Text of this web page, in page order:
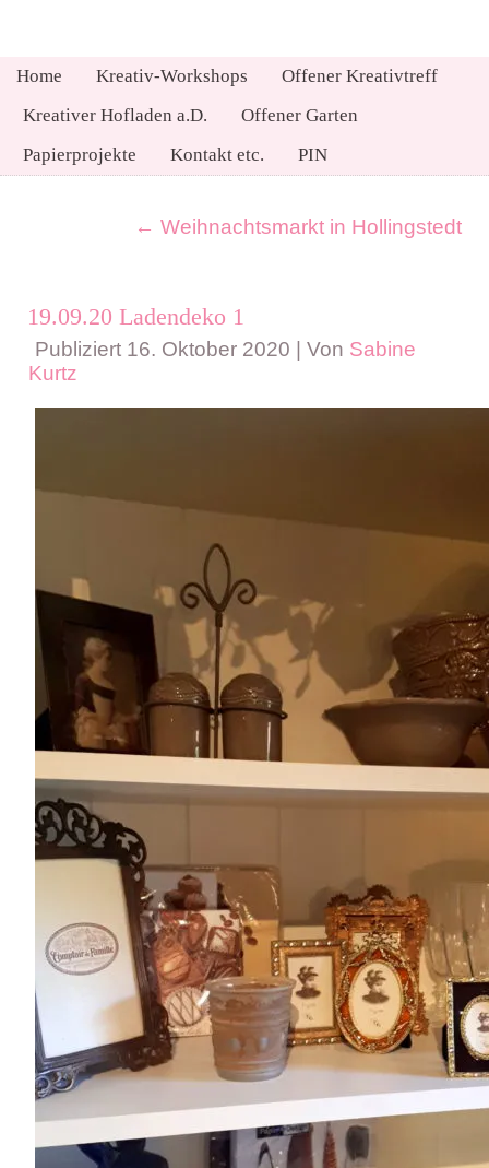
Home Kreativ-Workshops
Offener Kreativtreff
Kreativer Hofladen a.D.
Offener Garten
Papierprojekte
Kontakt etc. PIN
← Weihnachtsmarkt in Hollingstedt
19.09.20 Ladendeko 1
Publiziert 16. Oktober 2020 Von Sabine
Kurtz